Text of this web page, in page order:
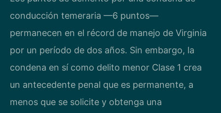
conducción temeraria —6 puntos—
permanecen en el récord de manejo de Virginia
por un período de dos años. Sin embargo, la
condena en sí como delito menor Clase 1 crea
un antecedente penal que es permanente, a
menos que se solicite y obtenga una